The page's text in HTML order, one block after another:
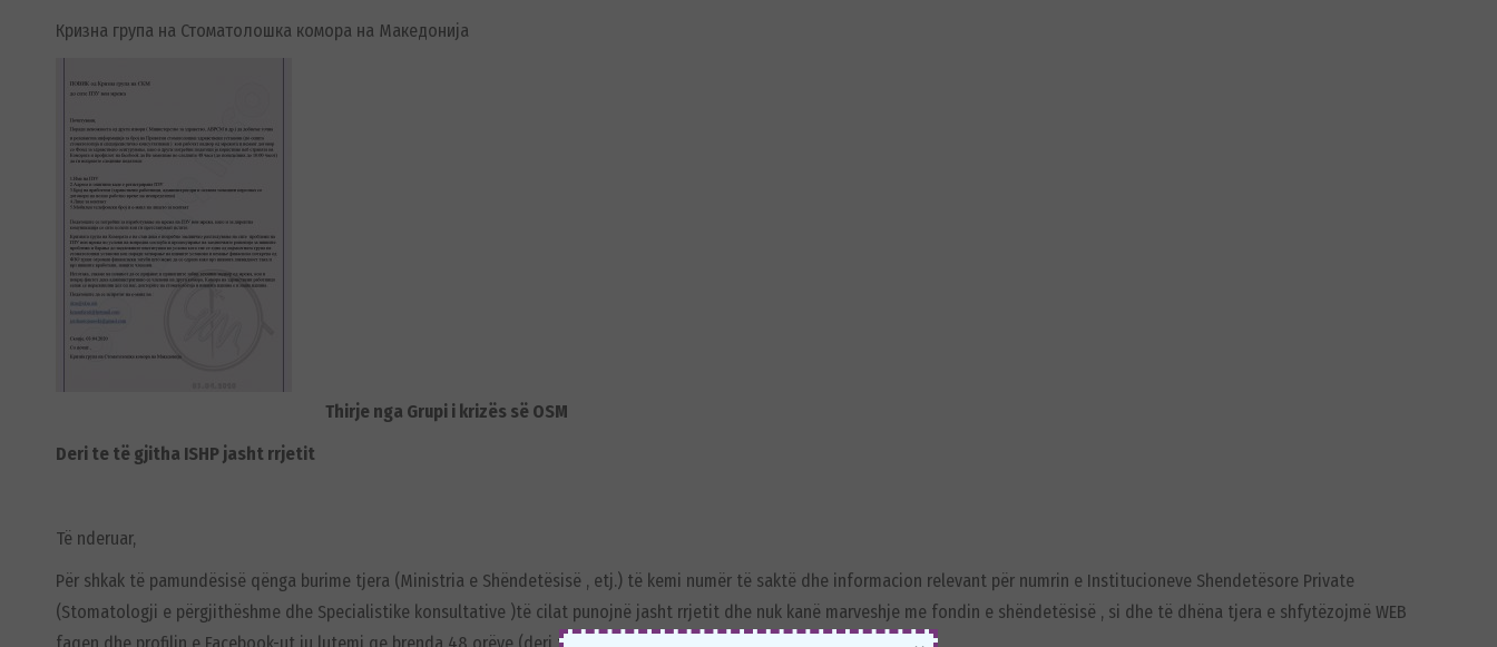
Кризна група на Стоматолошка комора на Македонија
Thirje nga Grupi i krizës së OSM
Deri te të gjitha ISHP jasht rrjetit
Të nderuar,
Për shkak të pamundësisë qënga burime tjera (Ministria e Shëndetësisë , etj.) të kemi numër të saktë dhe informacion relevant për numrin e Institucioneve Shendetësore Private
(Stomatologji e përgjithëshme dhe Specialistike konsultative )të cilat punojnë jasht rrjetit dhe nuk kanë marveshje me fondin e shëndetësisë , si dhe të dhëna tjera e shfytëzojmë WEB